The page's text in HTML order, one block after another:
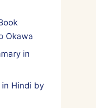
Okawa
in
in Hindi by